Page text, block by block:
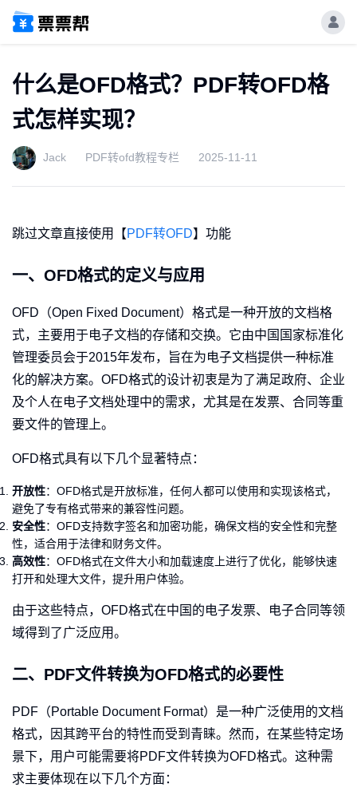
什么是OFD格式？PDF转OFD格
式怎样实现？
Jack PDF转ofd教程专栏 2025-11-11
跳过文章直接使用【PDF转OFD】功能
一、OFD格式的定义与应用
OFD（Open Fixed Document）格式是一种开放的文档格
式，主要用于电子文档的存储和交换。它由中国国家标准化
管理委员会于2015年发布，旨在为电子文档提供一种标准
化的解决方案。OFD格式的设计初衷是为了满足政府、企业
及个人在电子文档处理中的需求，尤其是在发票、合同等重
要文件的管理上。
OFD格式具有以下几个显著特点：
开放性：OFD格式是开放标准，任何人都可以使用和实现该格式，
避免了专有格式带来的兼容性问题。
安全性：OFD支持数字签名和加密功能，确保文档的安全性和完整
性，适合用于法律和财务文件。
高效性：OFD格式在文件大小和加载速度上进行了优化，能够快速
打开和处理大文件，提升用户体验。
由于这些特点，OFD格式在中国的电子发票、电子合同等领
域得到了广泛应用。
二、PDF文件转换为OFD格式的必要性
PDF（Portable Document Format）是一种广泛使用的文档
格式，因其跨平台的特性而受到青睐。然而，在某些特定场
景下，用户可能需要将PDF文件转换为OFD格式。这种需
求主要体现在以下几个方面：